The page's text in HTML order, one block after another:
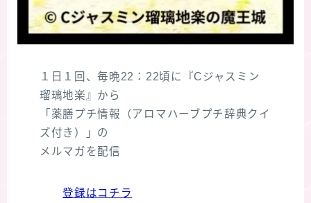
１日１回、毎晩22：22頃に『Cジャスミン
瑠璃地楽』から
「薬膳プチ情報（アロマハーブプチ辞典クイ
ズ付き）」の
メルマガを配信
登録はコチラ